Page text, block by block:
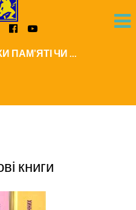
ПАМ'ЯТІ ЧИ ...
книги